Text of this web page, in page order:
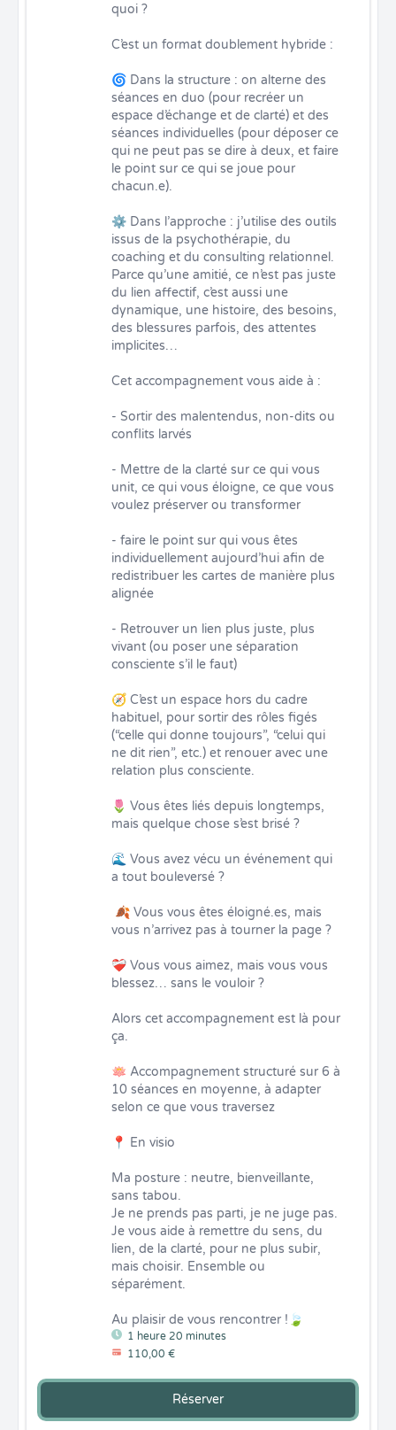
1 heure 20 minutes
110,00 €
quoi ?
C’est un format doublement hybride :
🌀 Dans la structure : on alterne des
séances en duo (pour recréer un
espace d’échange et de clarté) et des
séances individuelles (pour déposer ce
qui ne peut pas se dire à deux, et faire
le point sur ce qui se joue pour
chacun.e).
⚙️ Dans l’approche : j’utilise des outils
issus de la psychothérapie, du
coaching et du consulting relationnel.
Parce qu’une amitié, ce n’est pas juste
du lien affectif, c’est aussi une
dynamique, une histoire, des besoins,
des blessures parfois, des attentes
implicites…
Cet accompagnement vous aide à :
- Sortir des malentendus, non-dits ou
conflits larvés
- Mettre de la clarté sur ce qui vous
unit, ce qui vous éloigne, ce que vous
voulez préserver ou transformer
- faire le point sur qui vous êtes
individuellement aujourd’hui afin de
redistribuer les cartes de manière plus
alignée
- Retrouver un lien plus juste, plus
vivant (ou poser une séparation
consciente s’il le faut)
🧭 C’est un espace hors du cadre
habituel, pour sortir des rôles figés
(“celle qui donne toujours”, “celui qui
ne dit rien”, etc.) et renouer avec une
relation plus consciente.
🌷 Vous êtes liés depuis longtemps,
mais quelque chose s’est brisé ?
🌊 Vous avez vécu un événement qui
a tout bouleversé ?
vous n’arrivez pas à tourner la page ?
❤️‍🩹 Vous vous aimez, mais vous vous
blessez… sans le vouloir ?
Alors cet accompagnement est là pour
ça.
🪷 Accompagnement structuré sur 6 à
10 séances en moyenne, à adapter
selon ce que vous traversez
📍 En visio
Ma posture : neutre, bienveillante,
sans tabou.
Je ne prends pas parti, je ne juge pas.
Je vous aide à remettre du sens, du
lien, de la clarté, pour ne plus subir,
mais choisir. Ensemble ou
séparément.
Au plaisir de vous rencontrer !🍃
Réserver